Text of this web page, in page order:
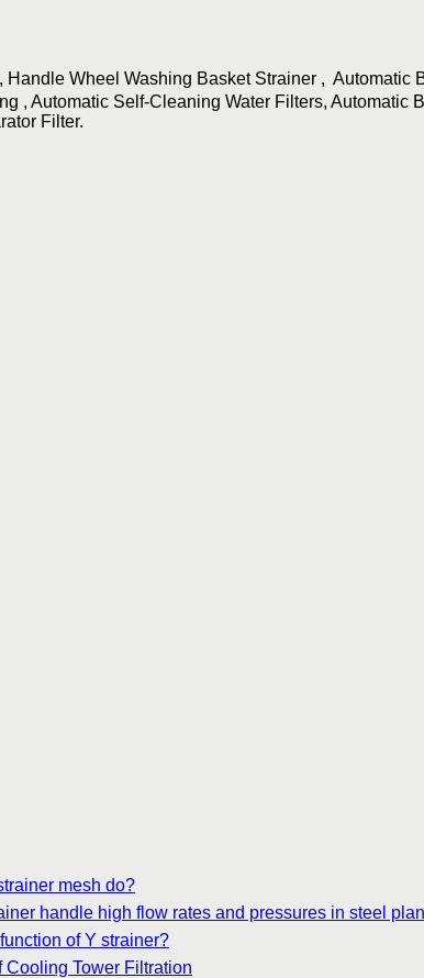
Wheel Washing Basket Strainer , Automatic
, Automatic Self-Cleaning Water Filters, Automatic
Filter.
mesh do?
handle high flow rates and pressures in steel
of Y strainer?
Cooling Tower Filtration